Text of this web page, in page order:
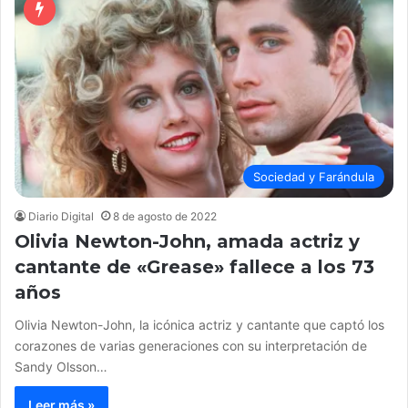
Sociedad y Farándula
Diario Digital 8 de agosto de 2022
Olivia Newton-John, amada actriz y
cantante de «Grease» fallece a los 73
años
Olivia Newton-John, la icónica actriz y cantante que captó los
corazones de varias generaciones con su interpretación de
Sandy Olsson…